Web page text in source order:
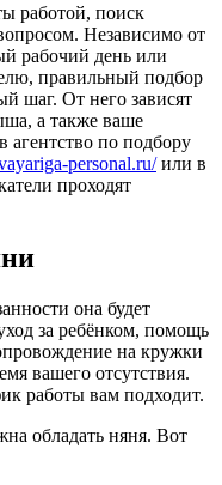
работой, поиск
Независимо от
рабочий день или
правильный подбор
шаг. От него зависят
а также ваше
агентство по подбору
personal.ru/или в
проходят
она будет
за ребёнком, помощь
на кружки
вашего отсутствия.
работы вам подходит.
обладать няня. Вот